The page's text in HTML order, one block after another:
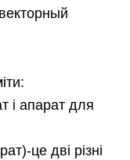
і апарат для
це дві різні